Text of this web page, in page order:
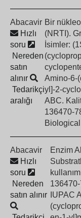
Abacavir
Hızlı
soru
Nereden
satın
alınır
Tedarikçi
aralığı
Bir
(NRTI).
İsimler:
Amino-6-
yl]-2-
ABC.
136470-
Abacavir
Hızlı
soru
Nereden
satın alınır
Enzim
IUPAC